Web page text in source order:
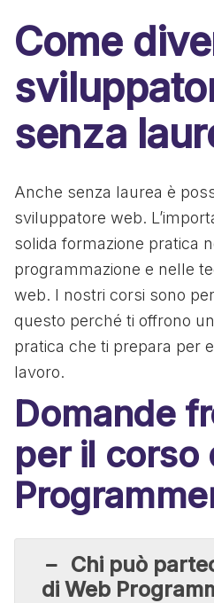
Come
senza
Anche senza laurea è
sviluppatore web.
solida formazione pratica
programmazione e nelle
web. I nostri corsi sono
questo perché ti offrono
pratica che ti prepara per
lavoro.
Domande
per il corso
Chi può
di Web